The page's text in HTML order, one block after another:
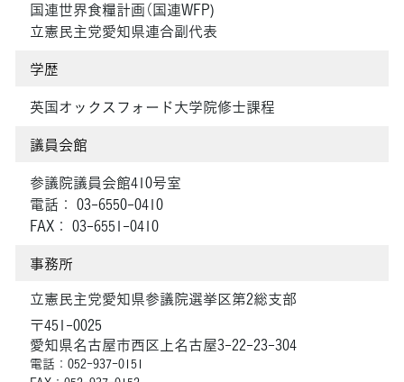
国連世界食糧計画（国連WFP)
立憲民主党愛知県連合副代表
学歴
英国オックスフォード大学院修士課程
議員会館
参議院議員会館410号室
電話： 03-6550-0410
FAX： 03-6551-0410
事務所
立憲民主党愛知県参議院選挙区第2総支部
〒451-0025
愛知県名古屋市西区上名古屋3-22-23-304
電話：052-937-0151